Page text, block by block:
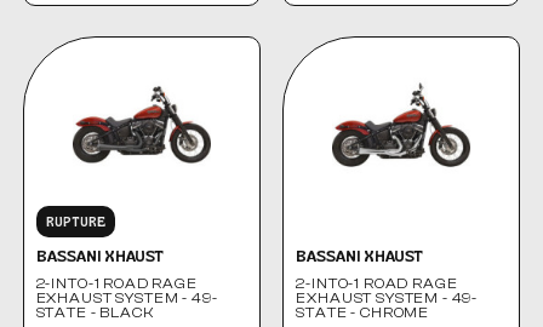
RUPTURE
BASSANI XHAUST
2-INTO-1 ROAD RAGE
EXHAUST SYSTEM - 49-
STATE - BLACK
BASSANI XHAUST
2-INTO-1 ROAD RAGE
EXHAUST SYSTEM - 49-
STATE - CHROME